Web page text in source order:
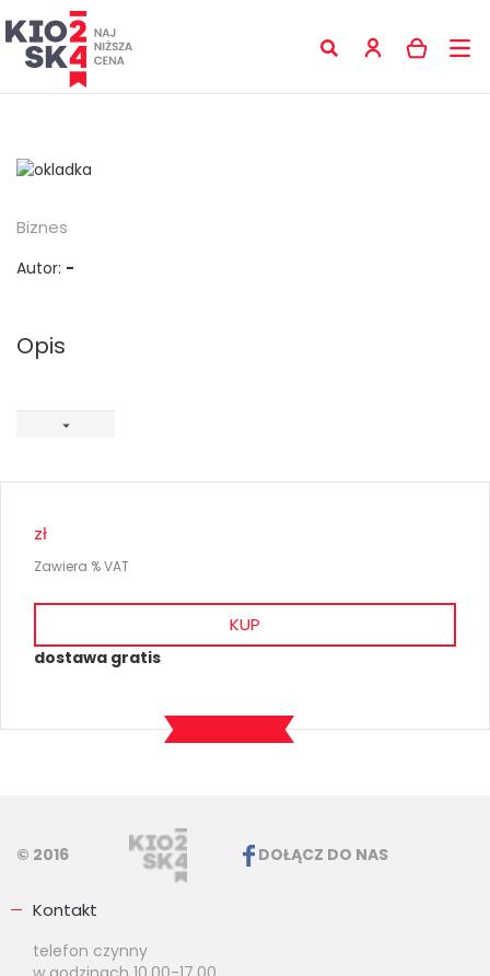
Biznes
Autor: -
Opis
zł
Zawiera % VAT
KUP
dostawa gratis
© 2016 DOŁĄCZ DO NAS
Kontakt
telefon czynny